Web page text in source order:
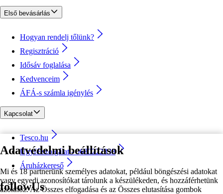
Adatvédelmi beállítások
Mi és 18 partnerünk személyes adatokat, például böngészési adatokat
vagy egyedi azonosítókat tárolunk a készülékeden, és hozzáférhetünk
azokhoz. Az Összes elfogadása és az Összes elutasítása gombok
Első bevásárlás
Hogyan rendelj tőlünk?
Regisztráció
Idősáv foglalása
Kedvenceim
ÁFÁ-s számla igénylés
Kapcsolat
Tesco.hu
Ügyfélszolgálat - 0680222333
Áruházkereső
followUs